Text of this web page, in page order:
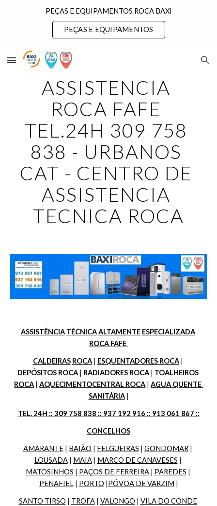
Skip to main content
PEÇAS E EQUIPAMENTOS ROCA BAXI
PEÇAS E EQUIPAMENTOS
ASSISTENCIA
ROCA FAFE
TEL.24H 309 758
838 - URBANOS
CAT - CENTRO DE
ASSISTENCIA
TECNICA ROCA
ASSISTÊNCIA TÉCNICA ALTAMENTE ESPECIALIZADA
ROCA FAFE
CALDEIRAS ROCA | ESQUENTADORES ROCA
DEPÓSITOS ROCA | RADIADORES ROCA | TOALHEIROS
ROCA | AQUECIMENTOCENTRAL ROCA | AGUA QUENTE
SANITÁRIA |
TEL. 24H :: 309 758 838 :: 937 192 916 :: 913 061 867 ::
CONCELHOS
AMARANTE | BAIÃO | FELGUEIRAS | GONDOMAR
LOUSADA | MAIA | MARCO DE CANAVESES
MATOSINHOS | PAÇOS DE FERREIRA | PAREDES
PENAFIEL | PORTO |PÓVOA DE VARZIM |
SANTO TIRSO | TROFA | VALONGO | VILA DO CONDE